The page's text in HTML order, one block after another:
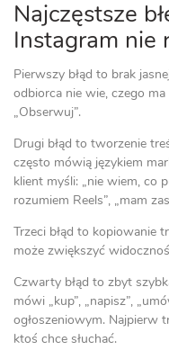
Najczęstsze
Instagram nie
Pierwszy błąd to brak
odbiorca nie wie, czego
„Obserwuj”.
Drugi błąd to tworzenie
często mówią językiem
klient myśli: „nie wiem, co
rozumiem Reels”, „mam
Trzeci błąd to kopiowanie
może zwiększyć
Czwarty błąd to zbyt
mówi „kup”, „napisz”,
ogłoszeniowym. Najpierw
ktoś chce słuchać.